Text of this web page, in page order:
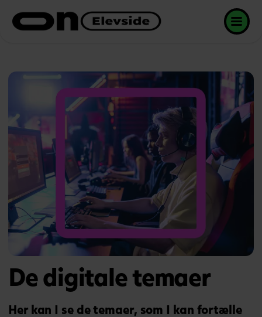
De digitale temaer
Her kan I se de temaer, som I kan fortælle